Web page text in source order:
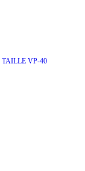
TAILLE VP-40